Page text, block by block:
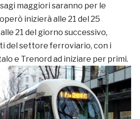
maggiori saranno per le
inizierà alle 21 del 25
21 del giorno successivo,
del settore ferroviario, con i
e Trenord ad iniziare per primi.